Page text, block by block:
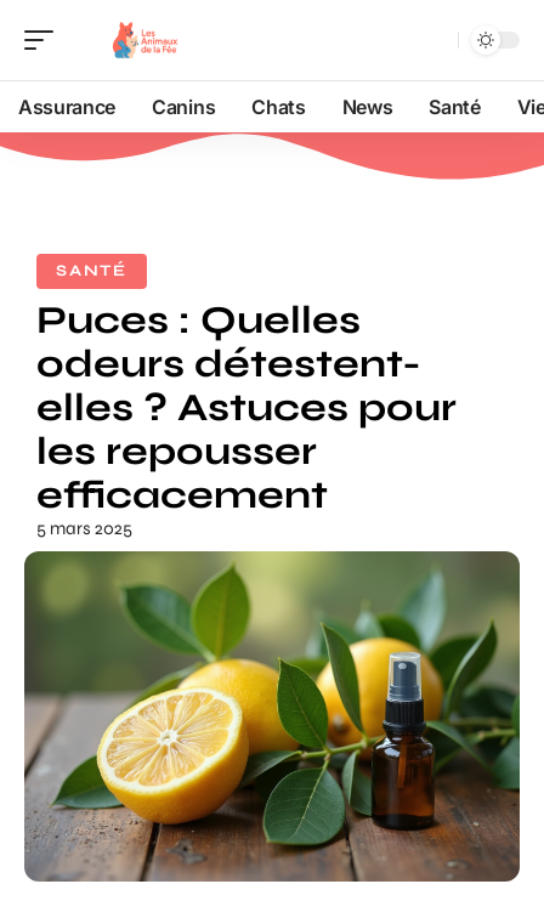
Assurance Canins Chats News Santé
SANTÉ
Puces : Quelles
odeurs détestent-
elles ? Astuces pour
les repousser
efficacement
5 mars 2025